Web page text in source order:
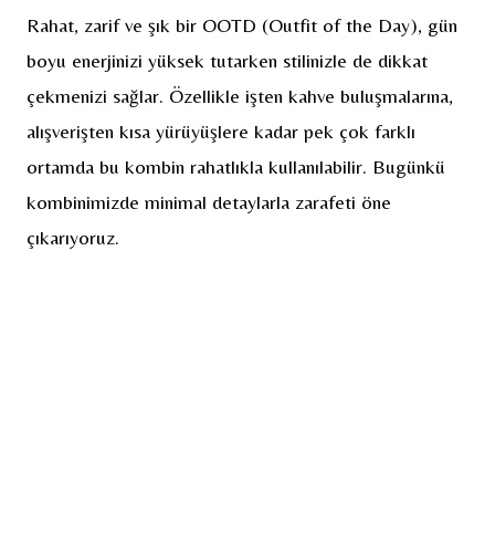
Rahat, zarif ve şık bir OOTD (Outfit of the Day), gün
boyu enerjinizi yüksek tutarken stilinizle de dikkat
çekmenizi sağlar. Özellikle işten kahve buluşmalarına,
alışverişten kısa yürüyüşlere kadar pek çok farklı
ortamda bu kombin rahatlıkla kullanılabilir. Bugünkü
kombinimizde minimal detaylarla zarafeti öne
çıkarıyoruz.